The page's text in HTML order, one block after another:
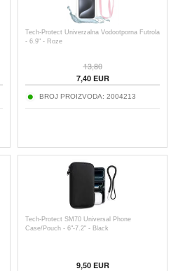
Tech-Protect Univerzalna Vodootporna Futrola
- 6.9" - Roze
13,80
7,40EUR
BROJ PROIZVODA: 2004213
Tech-Protect SM70 Universal Phone
Case/Pouch - 6"-7.2" - Black
9,50EUR